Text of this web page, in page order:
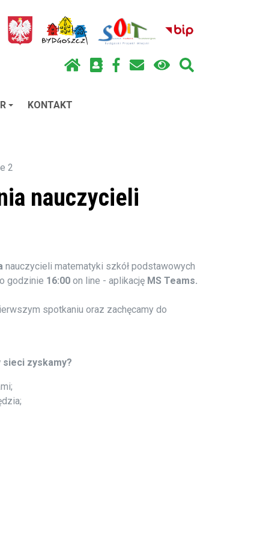
KONTAKT
2
nauczycieli
nauczycieli matematyki szkół podstawowych
godzinie 16:00 on line - aplikację MS Teams.
spotkaniu oraz zachęcamy do
zyskamy?